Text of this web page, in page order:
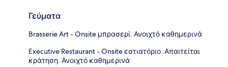
Γεύματα
Brasserie Art - Onsite μπρασερί. Ανοιχτό καθημερινά
Executive Restaurant - Onsite εστιατόριο. Απαιτείται
κράτηση. Ανοιχτό καθημερινά